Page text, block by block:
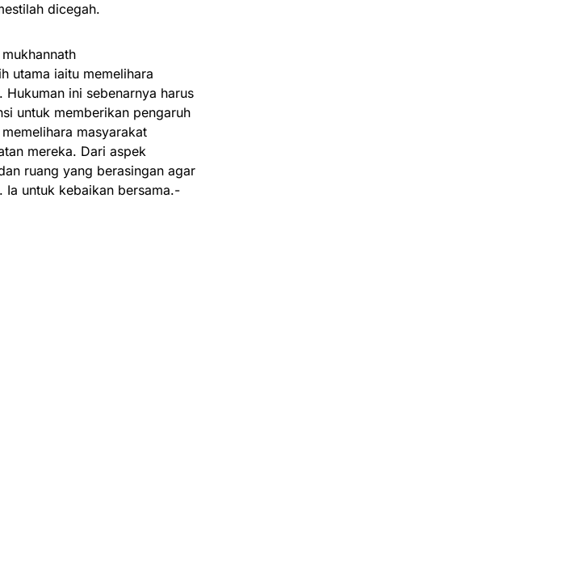
dicegah.
utama iaitu memelihara
ini sebenarnya harus
untuk memberikan pengaruh
masyarakat
mereka. Dari aspek
ruang yang berasingan agar
Ia untuk kebaikan bersama.-